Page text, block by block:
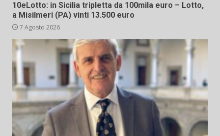
10eLotto: in Sicilia tripletta da 100mila euro – Lotto,
a Misilmeri (PA) vinti 13.500 euro
7 Agosto 2026